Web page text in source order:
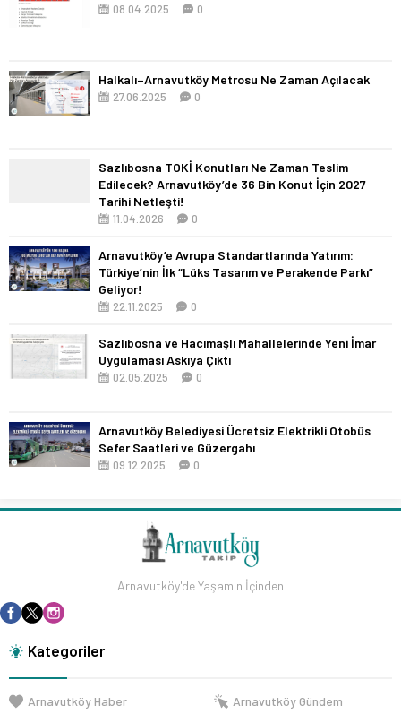
08.04.2025 0
Halkalı–Arnavutköy Metrosu Ne Zaman Açılacak
27.06.2025 0
Sazlıbosna TOKİ Konutları Ne Zaman Teslim
Edilecek? Arnavutköy’de 36 Bin Konut İçin 2027
Tarihi Netleşti!
11.04.2026 0
Arnavutköy’e Avrupa Standartlarında Yatırım:
Türkiye’nin İlk “Lüks Tasarım ve Perakende Parkı”
Geliyor!
22.11.2025 0
Sazlıbosna ve Hacımaşlı Mahallelerinde Yeni İmar
Uygulaması Askıya Çıktı
02.05.2025 0
Arnavutköy Belediyesi Ücretsiz Elektrikli Otobüs
Sefer Saatleri ve Güzergahı
09.12.2025 0
Arnavutköy'de Yaşamın İçinden
Kategoriler
Arnavutköy Haber Arnavutköy Gündem